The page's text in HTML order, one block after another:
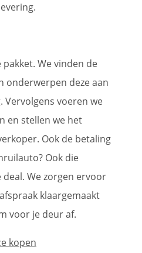
We vinden de
onderwerpen deze aan
Vervolgens voeren we
en stellen we het
Ook de betaling
Ook die
We zorgen ervoor
klaargemaakt
voor je deur af.
kopen